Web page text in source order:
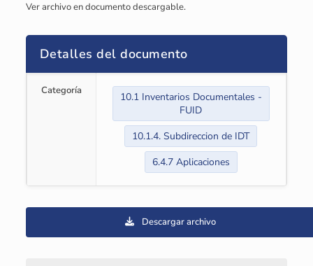
Ver archivo en documento descargable.
Detalles del documento
Categoría
10.1 Inventarios Documentales -
FUID
10.1.4. Subdireccion de IDT
6.4.7 Aplicaciones
Descargar archivo